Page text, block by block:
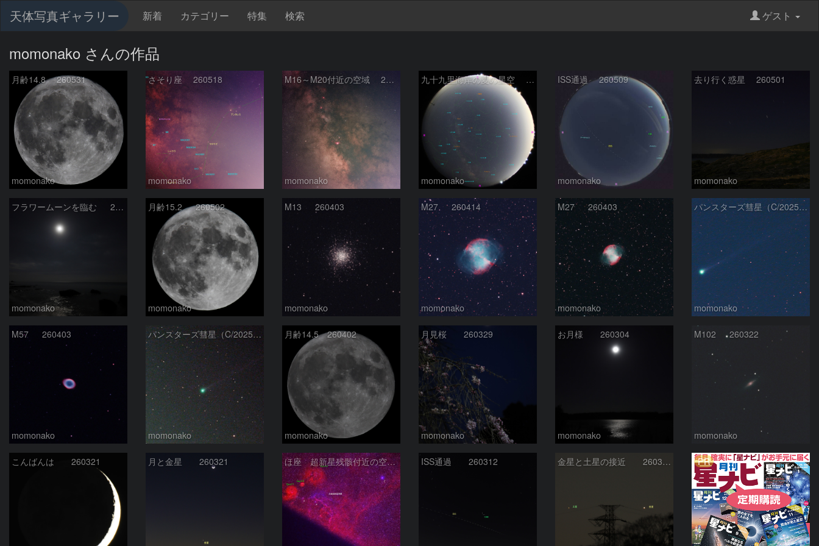
天体写真ギャラリー 新着 カテゴリー 特集 検索 ゲスト
momonako さんの作品
月齢14.8 260531
momonako
さそり座 260518
momonako
M16～M20付近の空域 260518
momonako
九十九里海岸の夏の星空 260518
momonako
ISS通過 260509
momonako
去り行く惑星 260501
momonako
フラワームーンを臨む 260501
momonako
月齢15.2 260502
momonako
M13 260403
momonako
M27 260414
momonako
M27 260403
momonako
パンスターズ彗星（C/2025R3) 260408
momonako
M57 260403
momonako
パンスターズ彗星（C/2025R3) 260403
momonako
月齢14.5 260402
momonako
月見桜 260329
momonako
お月様 260304
momonako
M102 260322
momonako
こんばんは 260321 月と金星 260321 ほ座 超新星残骸付近の空域 251219 ISS通過 260312 金星と土星の接近 260308 PR